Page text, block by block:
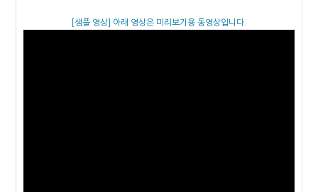
[샘플 영상] 아래 영상은 미리보기용 동영상입니다.